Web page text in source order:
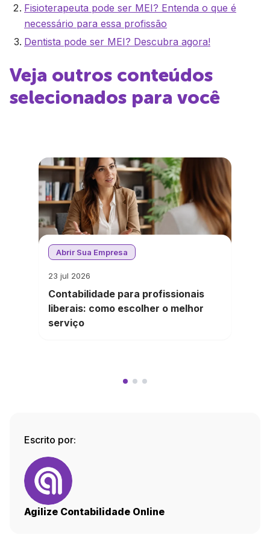
Fisioterapeuta pode ser MEI? Entenda o que é
necessário para essa profissão
Dentista pode ser MEI? Descubra agora!
Veja outros conteúdos
selecionados para você
Abrir Sua Empresa
23 jul 2026
Contabilidade para profissionais
liberais: como escolher o melhor
serviço
Escrito por:
Agilize Contabilidade Online